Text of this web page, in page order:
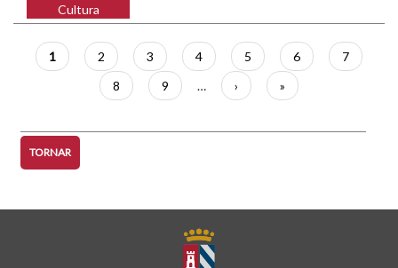
Cultura
Paginació
Pàgina
actual
1 Pàgina
2 Pàgina
3 Pàgina
4 Pàgina
5 Pàgina
6 Pàgina
7
Pàgina
8 Pàgina
9 …
Pàgina
següent
›
Última
pàgina
»
TORNAR